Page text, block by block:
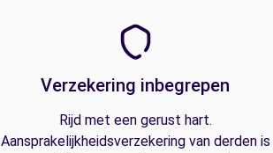
Verzekering inbegrepen
Rijd met een gerust hart.
Aansprakelijkheidsverzekering van derden is